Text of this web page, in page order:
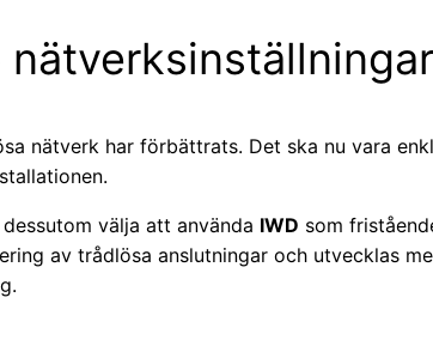
nätverksinställningar
nätverk har förbättrats. Det ska nu vara
välja att använda IWD som
av trådlösa anslutningar och utvecklas